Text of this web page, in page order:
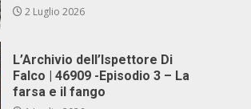
2 Luglio 2026
L’Archivio dell’Ispettore Di
Falco | 46909 -Episodio 3 – La
farsa e il fango